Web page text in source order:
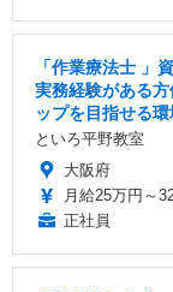
「作業療法士 」
実務経験がある
ップを目指せる環
といろ平野教室
大阪府
月給25万円～
正社員